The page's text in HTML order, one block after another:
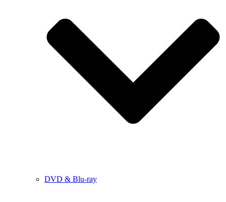
DVD & Blu-ray